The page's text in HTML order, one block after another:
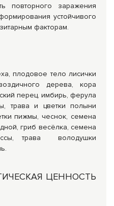
повторного заражения
устойчивого
факторам.
плодовое тело лисички
дерева, кора
перец, имбирь, ферула
трава и цветки полыни
пижмы, чеснок, семена
гриб весёлка, семена
трава володушки
ЦЕННОСТЬ